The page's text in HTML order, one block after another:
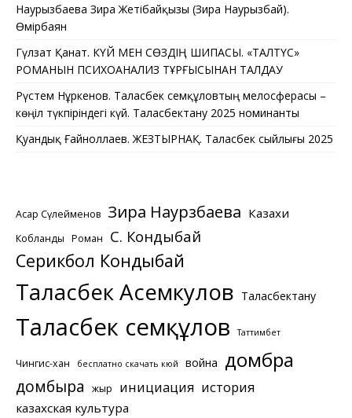
Наурызбаева Зира Жетібайқызы (Зира Наурызбай).
Өмірбаян
Гүлзат Қанат. КҮЙ МЕН СӨЗДІҢ ШИПАСЫ. «ТАЛТҮС»
РОМАНЫН ПСИХОАНАЛИЗ ТҰРҒЫСЫНАН ТАЛДАУ
Рүстем Нұркенов. Таласбек Әсемқұловтың мелосферасы –
көңіл түкпіріндегі күй. Таласбектану 2025 номинанты
Қуандық Ғайноллаев. ЖЕЗТЫРНАҚ. Таласбек сыйлығы 2025
Асқар Сүлейменов Зира Наурзбаева Казахи
Кобланды Роман С. Кондыбай
Серикбол Кондыбай
Таласбек Асемкулов Таласбектану
Таласбек Әсемқұлов Таттимбет
Чингис-хан бесплатно скачать кюй война домбра
домбыра жыр инициация история
казахская культура